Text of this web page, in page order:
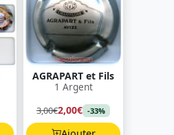
AGRAPART et Fils
1 Argent
3,00€2,00€ -33%